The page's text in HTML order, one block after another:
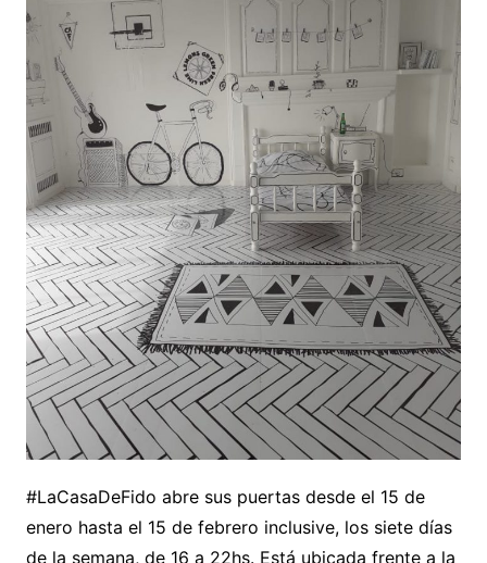
#LaCasaDeFido abre sus puertas desde el 15 de
enero hasta el 15 de febrero inclusive, los siete días
de la semana, de 16 a 22hs. Está ubicada frente a la